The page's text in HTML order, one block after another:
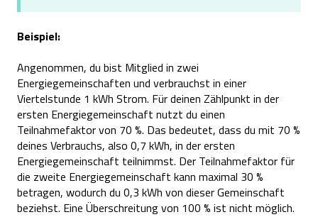
Beispiel:
Angenommen, du bist Mitglied in zwei
Energiegemeinschaften und verbrauchst in einer
Viertelstunde 1 kWh Strom. Für deinen Zählpunkt in der
ersten Energiegemeinschaft nutzt du einen
Teilnahmefaktor von 70 %. Das bedeutet, dass du mit 70 %
deines Verbrauchs, also 0,7 kWh, in der ersten
Energiegemeinschaft teilnimmst. Der Teilnahmefaktor für
die zweite Energiegemeinschaft kann maximal 30 %
betragen, wodurch du 0,3 kWh von dieser Gemeinschaft
beziehst. Eine Überschreitung von 100 % ist nicht möglich.